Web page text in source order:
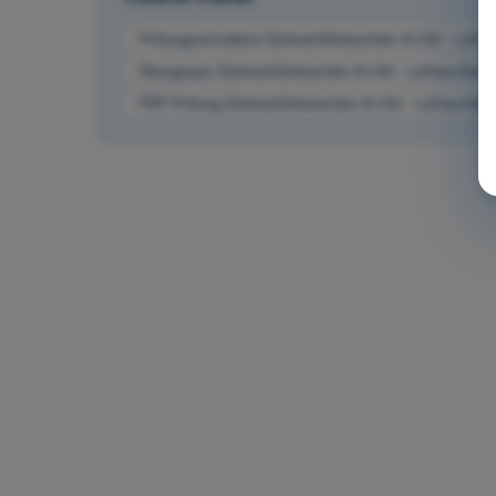
Prüfungssimulation Drohnenführerschein A1/A3 -
Übungsquiz Drohnenführerschein A1/A3 -